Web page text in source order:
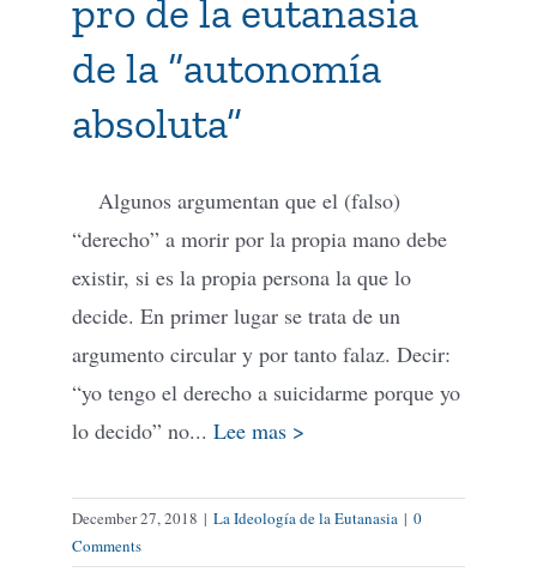
pro de la eutanasia
de la “autonomía
absoluta”
Algunos argumentan que el (falso)
“derecho” a morir por la propia mano debe
existir, si es la propia persona la que lo
decide. En primer lugar se trata de un
argumento circular y por tanto falaz. Decir:
“yo tengo el derecho a suicidarme porque yo
lo decido” no... Lee mas >
December 27, 2018 | La Ideología de la Eutanasia | 0
Comments